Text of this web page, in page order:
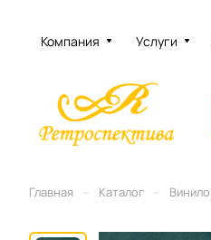
Компания Услуги
Главная Каталог